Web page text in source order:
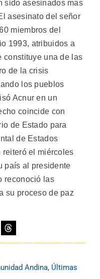
sido asesinados mas
asesinato del señor
miembros del
1993, atribuidos a
constituye una de las
de la crisis
los pueblos
Acnur en un
coincide con
de Estado para
de Estados
el miércoles
país al presidente
reconoció las
su proceso de paz
Andina, Últimas